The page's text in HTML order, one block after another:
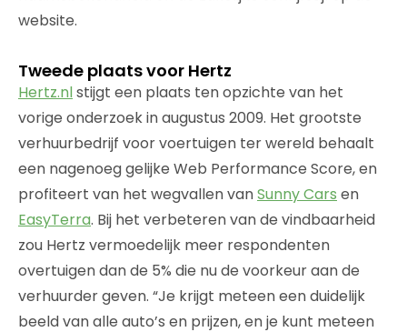
website.
Tweede plaats voor Hertz
Hertz.nlstijgt een plaats ten opzichte van het
vorige onderzoek in augustus 2009. Het grootste
verhuurbedrijf voor voertuigen ter wereld behaalt
een nagenoeg gelijke Web Performance Score, en
profiteert van het wegvallen vanSunny Cars en
EasyTerra. Bij het verbeteren van de vindbaarheid
zou Hertz vermoedelijk meer respondenten
overtuigen dan de 5% die nu de voorkeur aan de
verhuurder geven. “Je krijgt meteen een duidelijk
beeld van alle auto’s en prijzen, en je kunt meteen